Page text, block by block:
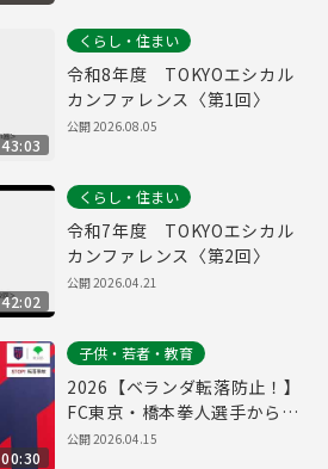
くらし・住まい
令和8年度 TOKYOエシカル
カンファレンス〈第1回〉
公開2026.08.05
くらし・住まい
令和7年度 TOKYOエシカル
カンファレンス〈第2回〉
公開2026.04.21
00:30
子供・若者・教育
2026【ベランダ転落防止！】
FC東京・橋本拳人選手からの
メッセージ
公開2026.04.15